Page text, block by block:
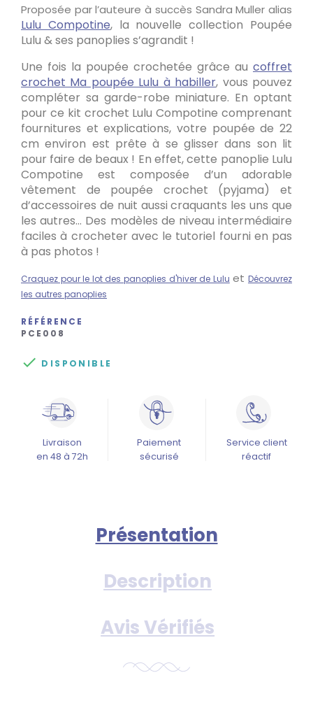
Proposée par l’auteure à succès Sandra Muller alias
Lulu Compotine, la nouvelle collection Poupée
Lulu & ses panoplies s’agrandit !
Une fois la poupée crochetée grâce au coffret
crochet Ma poupée Lulu à habiller, vous pouvez
compléter sa garde-robe miniature. En optant
pour ce kit crochet Lulu Compotine comprenant
fournitures et explications, votre poupée de 22
cm environ est prête à se glisser dans son lit
pour faire de beaux ! En effet, cette panoplie Lulu
Compotine est composée d’un adorable
vêtement de poupée crochet (pyjama) et
d’accessoires de nuit aussi craquants les uns que
les autres… Des modèles de niveau intermédiaire
faciles à crocheter avec le tutoriel fourni en pas
à pas photos !
Craquez pour le lot des panoplies d'hiver de Lulu etDécouvrez
les autres panoplies
RÉFÉRENCE
PCE008
 DISPONIBLE
Livraison
en 48 à 72h
Paiement
sécurisé
Service client
réactif
Présentation
Description
Avis Vérifiés